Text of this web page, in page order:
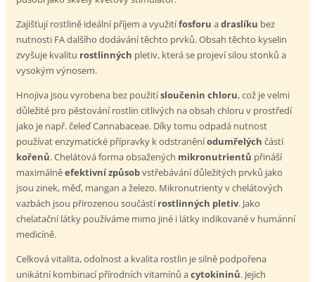
Zajišťují rostlině ideální příjem a využitífosforu adraslíku bez
nutnosti FA dalšího dodávání těchto prvků. Obsah těchto kyselin
zvyšuje kvalitu rostlinných pletiv, která se projeví silou stonků a
vysokým výnosem.
Hnojiva jsou vyrobena bez použitísloučenin chloru, což je velmi
důležité pro pěstování rostlin citlivých na obsah chloru v prostředí
jako je např. čeleď Cannabaceae. Díky tomu odpadá nutnost
používat enzymatické přípravky k odstraněníodumřelých částí
kořenů. Chelátová forma obsažených mikronutrientů přináší
maximálněefektivnízpůsobvstřebávání důležitých prvků jako
jsou zinek, měď, mangan a železo. Mikronutrienty v chelátových
vazbách jsou přirozenou součástírostlinných pletiv. Jako
chelatační látky používáme mimo jiné i látky indikované v humánní
medicíně.
Celková vitalita, odolnost a kvalita rostlin je silně podpořena
unikátní kombinací přírodních vitamínů acytokininů. Jejich